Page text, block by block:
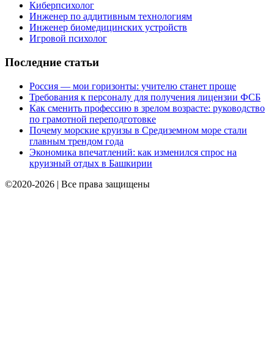
Киберпсихолог
Инженер по аддитивным технологиям
Инженер биомедицинских устройств
Игровой психолог
Последние статьи
Россия — мои горизонты: учителю станет проще
Требования к персоналу для получения лицензии ФСБ
Как сменить профессию в зрелом возрасте: руководство
по грамотной переподготовке
Почему морские круизы в Средиземном море стали
главным трендом года
Экономика впечатлений: как изменился спрос на
круизный отдых в Башкирии
©2020-2026 | Все права защищены